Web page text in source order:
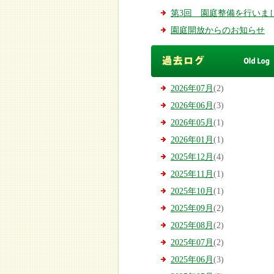
第3回 園庭整備を行いま
園庭開放からのお知らせ
2026年07月 (2)
2026年06月 (3)
2026年05月 (1)
2026年01月 (1)
2025年12月 (4)
2025年11月 (1)
2025年10月 (1)
2025年09月 (2)
2025年08月 (2)
2025年07月 (2)
2025年06月 (3)